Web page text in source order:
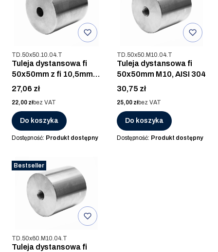
Kod produktu
TD.50x50.10.04.T
Tuleja dystansowa fi
50x50mm z fi 10,5mm,
AISI 304
Cena
27,06 zł
Cena
22,00 złbez VAT
Do koszyka
Dostępność: Produkt dostępny
Kod produktu
TD.50x50.M10.04.T
Tuleja dystansowa fi
50x50mm M10, AISI 304
Cena
30,75 zł
Cena
25,00 złbez VAT
Do koszyka
Dostępność: Produkt dostępny
Bestseller
Kod produktu
TD.50x60.M10.04.T
Tuleja dystansowa fi